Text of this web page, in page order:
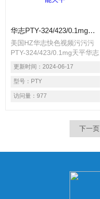
华志PTY-324/423/0.1mg百分比称重功能天平
美国HZ华志快色视频污污污
PTY-324/423/0.1mg天平华志
PTY-324/423/0.1mg百分比称
重功能天平PTY系列是一款功
能强大性能的快色视频污污
污。快色视频免费积累多年专
业经验，对传统天平传感器技
更新时间： 2024-06-17
型号： PTY
访问量： 977
下一页